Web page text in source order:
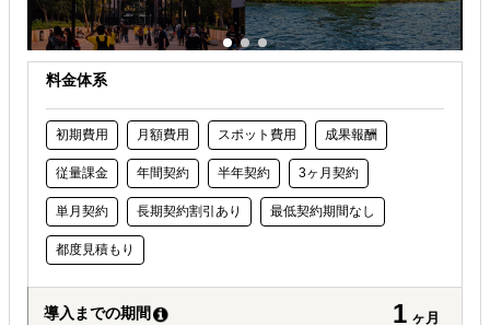
料金体系
初期費用 月額費用 スポット費用 成果報酬
従量課金 年間契約 半年契約 3ヶ月契約
単月契約 長期契約割引あり 最低契約期間なし
都度見積もり
導入までの期間 1 ヶ月